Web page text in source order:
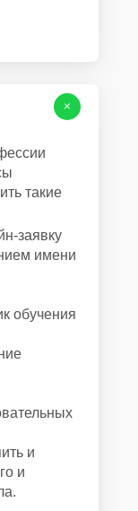
такие
заявку
имени
обучения
и
и
+